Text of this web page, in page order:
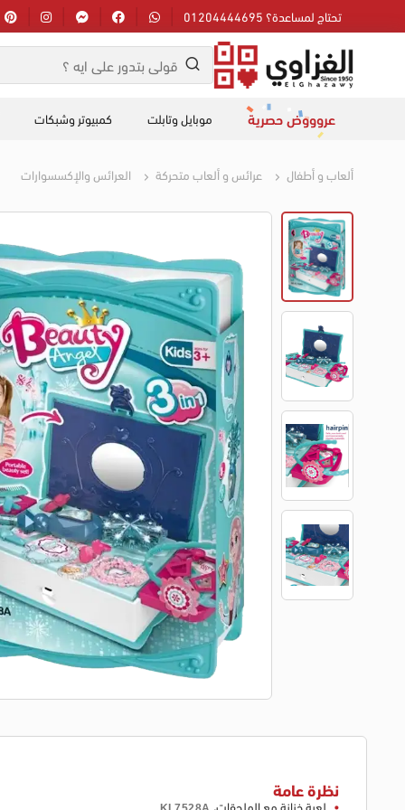
تحتاج لمساعدة؟ 01204444695
عروووض حصرية موبايل وتابلت كمبيوتر وشبكات
ألعاب و أطفال عرائس و ألعاب متحركة العرائس والإكسسوارات
نظرة عامة
لعبة خزانة مع الملحقات،